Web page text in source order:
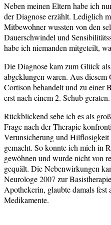
Neben meinen Eltern habe ich
der Diagnose erzählt. Lediglich
Mitbewohner wussten von den
Dauerschwindel und
habe ich niemanden mitgeteilt,
Die Diagnose kam zum Glück
abgeklungen waren. Aus
Cortison behandelt und zu einer
erst nach einem 2. Schub
Rückblickend sehe ich es als
Frage nach der Therapie
Verunsicherung und
gemacht. So konnte ich mich in
gewöhnen und wurde nicht von
gequält. Die Nebenwirkungen
Neurologe 2007 zur
Apothekerin, glaubte damals fest
Medikamente.